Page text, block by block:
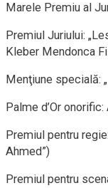
Marele Premiu al
Premiul Juriului:
Kleber Mendonca
Menţiune specială:
Palme d’Or
Premiul pentru
Ahmed”)
Premiul pentru